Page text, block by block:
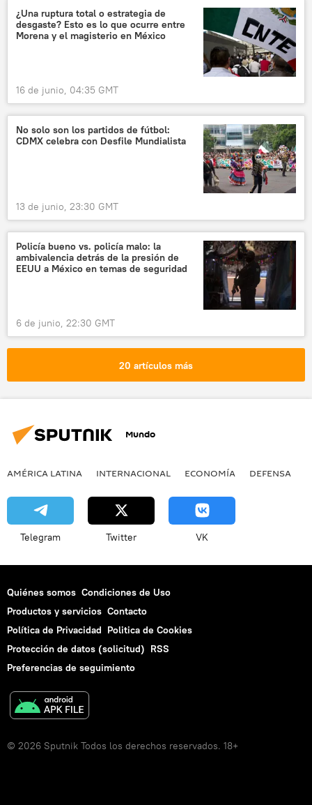
¿Una ruptura total o estrategia de
desgaste? Esto es lo que ocurre entre
Morena y el magisterio en México
16 de junio, 04:35 GMT
No solo son los partidos de fútbol:
CDMX celebra con Desfile Mundialista
13 de junio, 23:30 GMT
Policía bueno vs. policía malo: la
ambivalencia detrás de la presión de
EEUU a México en temas de seguridad
6 de junio, 22:30 GMT
20 artículos más
Mundo
AMÉRICA LATINA INTERNACIONAL ECONOMÍA DEFENSA
Telegram Twitter VK
Quiénes somos Condiciones de Uso
Productos y servicios Contacto
Política de Privacidad Politica de Cookies
Protección de datos (solicitud) RSS
Preferencias de seguimiento
© 2026 Sputnik Todos los derechos reservados. 18+